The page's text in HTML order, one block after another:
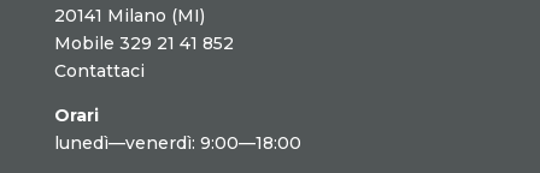
20141 Milano (MI)
Mobile 329 21 41 852
Contattaci
Orari
lunedì—venerdì: 9:00—18:00